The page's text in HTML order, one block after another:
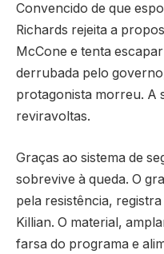
Convencido de que
Richards rejeita a
McCone e tenta
derrubada pelo
protagonista morreu. A
reviravoltas.
Graças ao sistema de
sobrevive à queda. O
pela resistência,
Killian. O material,
farsa do programa e